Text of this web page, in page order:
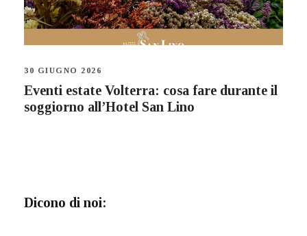
30 GIUGNO 2026
Eventi estate Volterra: cosa fare durante il
soggiorno all’Hotel San Lino
Dicono di noi: